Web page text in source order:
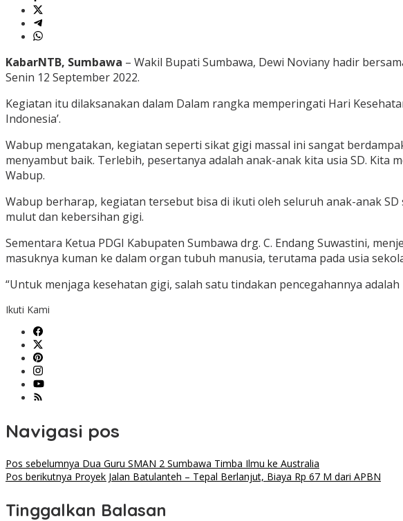
KabarNTB, Sumbawa – Wakil Bupati Sumbawa, Dewi Noviany hadir
Senin 12 September 2022.
Kegiatan itu dilaksanakan dalam Dalam rangka memperingati Hari
Indonesia’.
Wabup mengatakan, kegiatan seperti sikat gigi massal ini sangat
menyambut baik. Terlebih, pesertanya adalah anak-anak kita usia SD.
Wabup.
Wabup berharap, kegiatan tersebut bisa di ikuti oleh seluruh anak-anak
mulut dan kebersihan gigi.
Sementara Ketua PDGI Kabupaten Sumbawa drg. C. Endang Suwastini,
masuknya kuman ke dalam organ tubuh manusia, terutama pada usia
“Untuk menjaga kesehatan gigi, salah satu tindakan pencegahannya
Ikuti Kami
Navigasi pos
Pos sebelumnya Dua Guru SMAN 2 Sumbawa Timba Ilmu ke Australia
Pos berikutnya Proyek Jalan Batulanteh – Tepal Berlanjut, Biaya Rp 67 M dari APBN
Tinggalkan Balasan